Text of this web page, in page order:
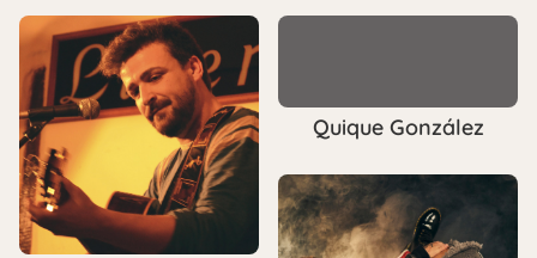
Quique González